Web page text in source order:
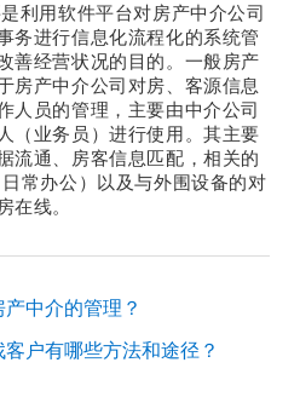
利用软件平台对房产中介公司
务进行信息化流程化的系统管
善经营状况的目的。一般房产
房产中介公司对房、客源信息
人员的管理，主要由中介公司
（业务员）进行使用。其主要
流通、房客信息匹配，相关的
常办公）以及与外围设备的对
在线。
中介的管理？
户有哪些方法和途径？